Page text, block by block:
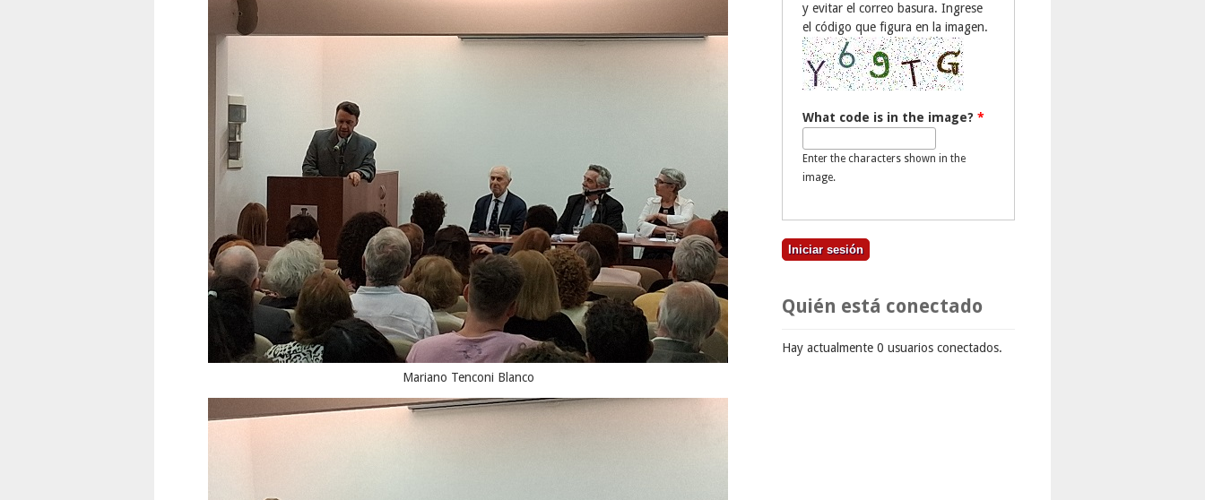
Mariano Tenconi Blanco
y evitar el correo basura. Ingrese
el código que figura en la imagen.
What code is in the image? *
Enter the characters shown in the
image.
Quién está conectado
Hay actualmente 0 usuarios conectados.